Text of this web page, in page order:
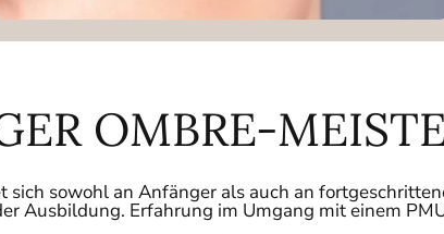
OMBRE-
sich sowohl an Anfänger als auch an
Ausbildung. Erfahrung im Umgang mit einem